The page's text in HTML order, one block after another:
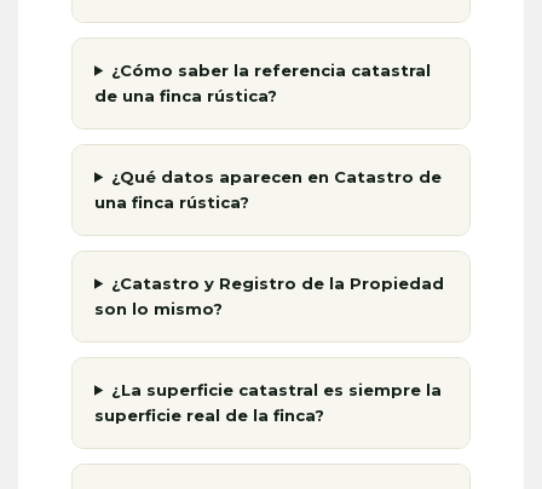
¿Cómo saber la referencia catastral
de una finca rústica?
¿Qué datos aparecen en Catastro de
una finca rústica?
¿Catastro y Registro de la Propiedad
son lo mismo?
¿La superficie catastral es siempre la
superficie real de la finca?